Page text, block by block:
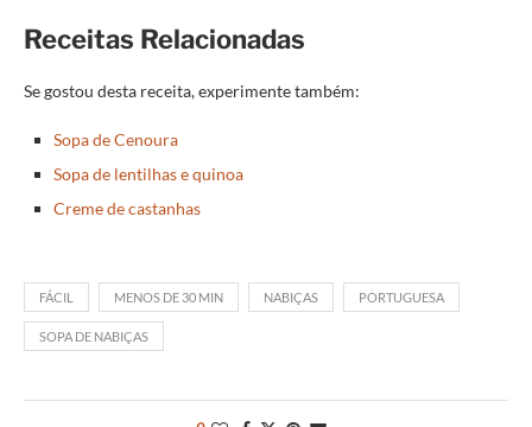
Receitas Relacionadas
Se gostou desta receita, experimente também:
Sopa de Cenoura
Sopa de lentilhas e quinoa
Creme de castanhas
FÁCIL MENOS DE 30 MIN NABIÇAS PORTUGUESA
SOPA DE NABIÇAS